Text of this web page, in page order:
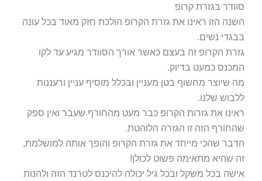
סוודר בגזרת קרופ
השנה הזו ראינו את גזרת הקרופ הולכת חזק מאוד בכל עונה
בבגדי נשים.
גזרת הקרופ זה בעצם כאשר אורך הסוודר מגיע עד לקו
המכנס כמעט בדיוק.
מה שיוצר מחשוף בטן מעניין ובכלל מוסיף עניין ורעננות
ללבוש שלנו.
ראינו את גזרות הקרופ כבר מעט מהחורף שעבר ואין ספק
שהחורף הזה זו הגזרה הלוהטת.
הדבר שהכי מייחד את גזרת הקרופ והופך אותה למושלמת,
זה שהיא מתאימה פשוט לכולן!
אישה בכל משקל ובכל גיל יכולה להיכנס לטרנד הזה ולהנות